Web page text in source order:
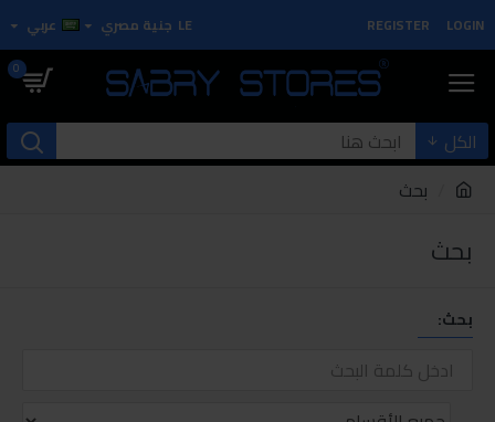
LOGIN
REGISTER
LE جنية مصري عربي
0
الكل
بحث
بحث
بحث: